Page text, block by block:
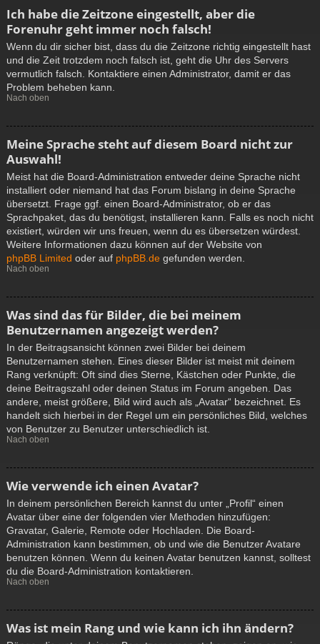
Ich habe die Zeitzone eingestellt, aber die
Forenuhr geht immer noch falsch!
Wenn du dir sicher bist, dass du die Zeitzone richtig eingestellt hast
und die Zeit trotzdem noch falsch ist, geht die Uhr des Servers
vermutlich falsch. Kontaktiere einen Administrator, damit er das
Problem beheben kann.
Nach oben
Meine Sprache steht auf diesem Board nicht zur
Auswahl!
Meist hat die Board-Administration entweder deine Sprache nicht
installiert oder niemand hat das Forum bislang in deine Sprache
übersetzt. Frage ggf. einen Board-Administrator, ob er das
Sprachpaket, das du benötigst, installieren kann. Falls es noch nicht
existiert, würden wir uns freuen, wenn du es übersetzen würdest.
Weitere Informationen dazu können auf der Website von
phpBB Limited oder auf phpBB.de gefunden werden.
Nach oben
Was sind das für Bilder, die bei meinem
Benutzernamen angezeigt werden?
In der Beitragsansicht können zwei Bilder bei deinem
Benutzernamen stehen. Eines dieser Bilder ist meist mit deinem
Rang verknüpft: Oft sind dies Sterne, Kästchen oder Punkte, die
deine Beitragszahl oder deinen Status im Forum angeben. Das
andere, meist größere, Bild wird auch als „Avatar“ bezeichnet. Es
handelt sich hierbei in der Regel um ein persönliches Bild, welches
von Benutzer zu Benutzer unterschiedlich ist.
Nach oben
Wie verwende ich einen Avatar?
In deinem persönlichen Bereich kannst du unter „Profil“ einen
Avatar über eine der folgenden vier Methoden hinzufügen:
Gravatar, Galerie, Remote oder Hochladen. Die Board-
Administration kann bestimmen, ob und wie die Benutzer Avatare
benutzen können. Wenn du keinen Avatar benutzen kannst, solltest
du die Board-Administration kontaktieren.
Nach oben
Was ist mein Rang und wie kann ich ihn ändern?